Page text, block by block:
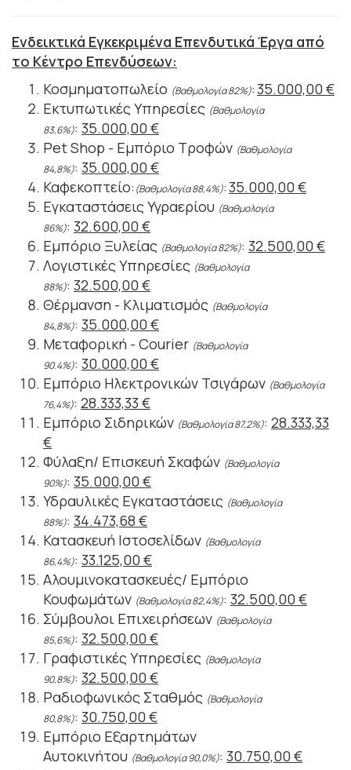
Ενδεικτικά Εγκεκριμένα Επενδυτικά Έργα από
το Κέντρο Επενδύσεων:
Κοσμηματοπωλείο (Βαθμολογία 82%):35.000,00 €
Εκτυπωτικές Υπηρεσίες (Βαθμολογία
83,6%): 35.000,00 €
Pet Shop - Εμπόριο Τροφών (Βαθμολογία
84,8%): 35.000,00 €
Καφεκοπτείο: (Βαθμολογία 88,4%):35.000,00 €
Εγκαταστάσεις Υγραερίου (Βαθμολογία
86%): 32.600,00 €
Εμπόριο Ξυλείας (Βαθμολογία 82%): 32.500,00 €
Λογιστικές Υπηρεσίες (Βαθμολογία
88%): 32.500,00 €
Θέρμανση - Κλιματισμός (Βαθμολογία
84,8%): 35.000,00 €
Μεταφορική - Courier (Βαθμολογία
90.4%): 30.000,00 €
Εμπόριο Ηλεκτρονικών Τσιγάρων (Βαθμολογία
76,4%): 28.333,33 €
Εμπόριο Σιδηρικών (Βαθμολογία 87,2%): 28.333,33
€
Φύλαξη/ Επισκευή Σκαφών (Βαθμολογία
90%): 35.000,00 €
Υδραυλικές Εγκαταστάσεις (Βαθμολογία
88%): 34.473,68 €
Κατασκευή Ιστοσελίδων (Βαθμολογία
86,4%): 33.125,00 €
Αλουμινοκατασκευές/ Εμπόριο
Κουφωμάτων (Βαθμολογία 82,4%): 32.500,00 €
Σύμβουλοι Επιχειρήσεων (Βαθμολογία
85,6%): 32.500,00 €
Γραφιστικές Υπηρεσίες (Βαθμολογία
90,8%): 32.500,00 €
Ραδιοφωνικός Σταθμός (Βαθμολογία
80,8%): 30.750,00 €
Εμπόριο Εξαρτημάτων
Αυτοκινήτου (Βαθμολογία 90,0%): 30.750,00 €